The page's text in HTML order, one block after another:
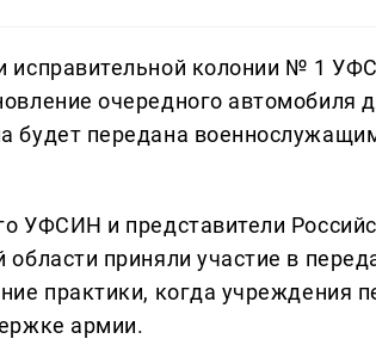
исправительной колонии № 1
очередного автомобиля
будет передана
УФСИН и представители
приняли участие в
практики, когда учреждения
армии.